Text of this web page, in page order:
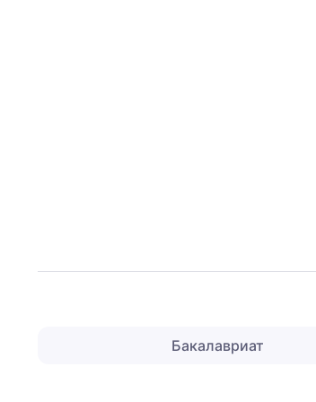
Бакалавриат